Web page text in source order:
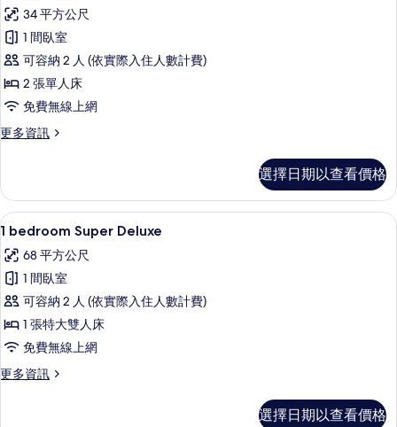
Studio
Twin
的
所
有
相
34 平方公尺
1 間臥室
可容納 2 人 (依實際入住人數計費)
2 張單人床
免費無線上網
更多資訊
更
的
詳
情
選擇日期以查看價格
顯
示
1
bedroom
Super
Deluxe
的
所
1 間臥室、客房內保險箱、書桌、遮光
6
1 bedroom Super Deluxe
68 平方公尺
1 間臥室
可容納 2 人 (依實際入住人數計費)
1 張特大雙人床
免費無線上網
更多資訊
更
選擇日期以查看價格